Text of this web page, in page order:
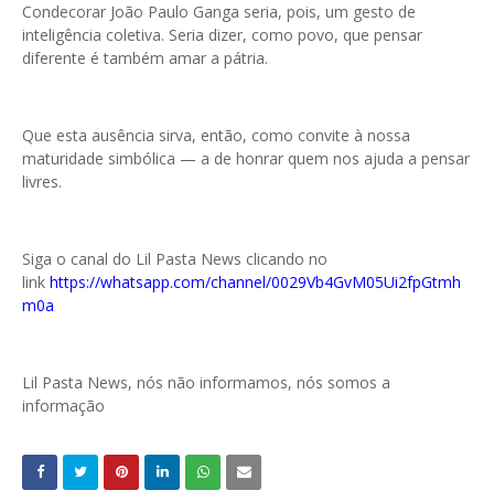
Condecorar João Paulo Ganga seria, pois, um gesto de
inteligência coletiva. Seria dizer, como povo, que pensar
diferente é também amar a pátria.
Que esta ausência sirva, então, como convite à nossa
maturidade simbólica — a de honrar quem nos ajuda a pensar
livres.
Siga o canal do Lil Pasta News clicando no
link https://whatsapp.com/channel/0029Vb4GvM05Ui2fpGtmh
m0a
Lil Pasta News, nós não informamos, nós somos a
informação